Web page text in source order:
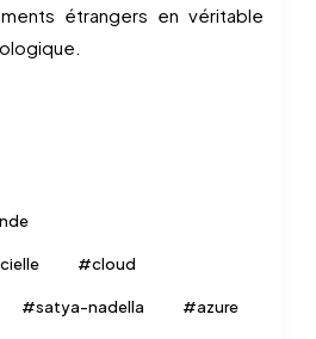
étrangers en véritable
#cloud
#satya-nadella #azure